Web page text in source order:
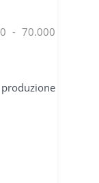
- 70.000